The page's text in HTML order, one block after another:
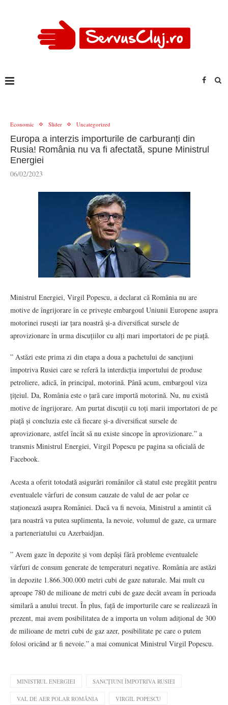
Economic Slider Uncategorized
Europa a interzis importurile de carburanți din
Rusia! România nu va fi afectată, spune Ministrul
Energiei
06/02/2023
Ministrul Energiei, Virgil Popescu, a declarat că România nu are
motive de îngrijorare în ce privește embargoul Uniunii Europene asupra
motorinei rusești iar țara noastră și-a diversificat sursele de
aprovizionare în urma discuțiilor cu alți mari importatori de pe piață.
” Astăzi este prima zi din etapa a doua a pachetului de sancțiuni
împotriva Rusiei care se referă la interdicția importului de produse
petroliere, adică, în principal, motorină. Până acum, embargoul viza
țițeiul. Da, România este o țară care importă motorină. Nu, nu există
motive de îngrijorare. Am purtat discuții cu toți marii importatori de pe
piață și concluzia este că fiecare și-a diversificat sursele de
aprovizionare, astfel încât să nu existe sincope în aprovizionare.” a
transmis Ministrul Energiei, Virgil Popescu pe pagina sa oficială de
Facebook.
Acesta a oferit totodată asigurări românilor că statul este pregătit pentru
eventualele vârfuri de consum cauzate de valul de aer polar ce
staționează asupra României. Dacă va fi nevoia, Ministrul a amintit că
țara noastră va putea suplimenta, la nevoie, volumul de gaze, ca urmare
a parteneriatului cu Azerbaidjan.
” Avem gaze în depozite și vom depăși fără probleme eventualele
vârfuri de consum generate de temperaturi negative. România are astăzi
în depozite 1.866.300.000 metri cubi de gaze naturale. Mai mult cu
aproape 780 de milioane de metri cubi de gaze decât aveam în perioada
similară a anului trecut. În plus, față de importurile care se realizează în
prezent, mai avem posibilitatea de a importa un volum adițional de 300
de milioane de metri cubi de gaz azer, posibilitate pe care o putem
folosi oricând ar fi nevoie.” a mai comunicat Ministrul Virgil Popescu.
MINISTRUL ENERGIEI SANCȚIUNI ÎMPOTRIVA RUSIEI
VAL DE AER POLAR ROMÂNIA VIRGIL POPESCU